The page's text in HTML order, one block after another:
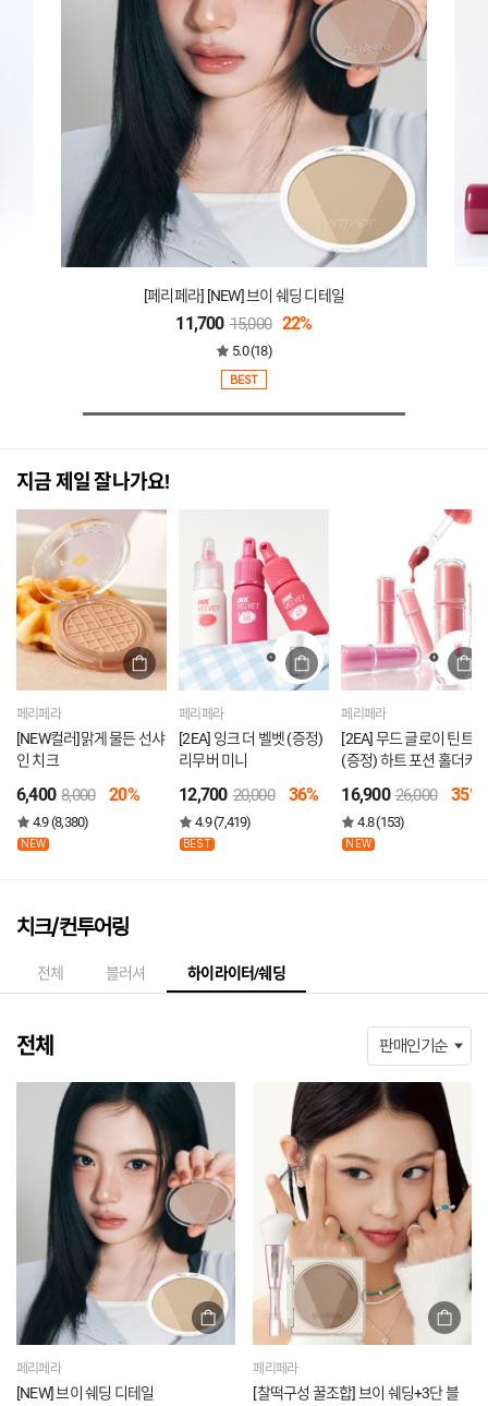
[페리페라] [NEW] 브이 쉐딩 디테일
11,700 15,000 22%
5.0 (18)
BEST
지금 제일 잘나가요!
페리페라
[NEW컬러]맑게 물든 선샤
인 치크
6,400 8,000 20%
4.9 (8,380)
NEW
페리페라
[2EA] 잉크 더 벨벳 (증정)
리무버 미니
12,700 20,000 36%
4.9 (7,419)
BEST
페리페라
[2EA] 무드 글로이 틴트
(증정) 하트 포션 홀더키
16,900 26,000 35%
4.8 (153)
NEW
치크/컨투어링
전체 블러셔 하이라이터/쉐딩
전체
페리페라
[NEW] 브이 쉐딩 디테일
페리페라
[찰떡구성 꿀조합] 브이 쉐딩+3단 블